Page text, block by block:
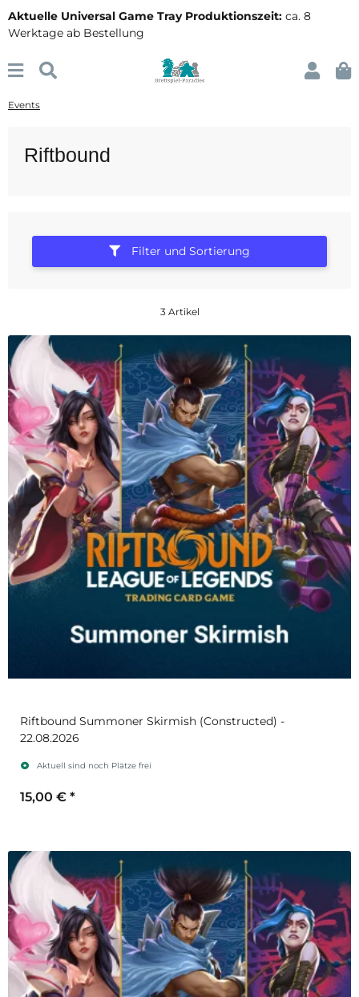
Aktuelle Universal Game Tray Produktionszeit: ca. 8
Werktage ab Bestellung
Events
Riftbound
Filter und Sortierung
3 Artikel
Riftbound Summoner Skirmish (Constructed) -
22.08.2026
Aktuell sind noch Plätze frei
15,00 € *